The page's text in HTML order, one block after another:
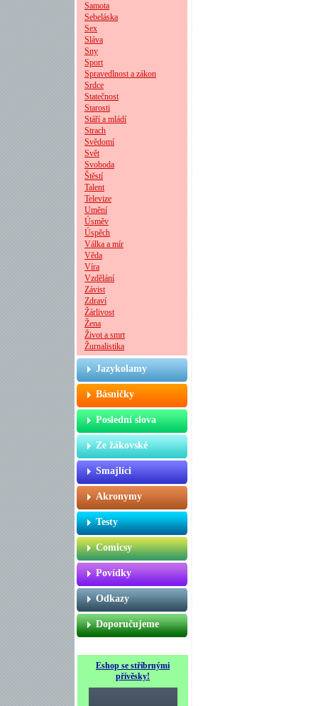
Samota
Sebeláska
Sex
Sláva
Sny
Sport
Spravedlnost a zákon
Srdce
Statečnost
Starosti
Stáří a mládí
Strach
Svědomí
Svět
Svoboda
Štěstí
Talent
Televize
Umění
Úsměv
Úspěch
Válka a mír
Věda
Víra
Vzdělání
Závist
Zdraví
Žárlivost
Žena
Život a smrt
Žurnalistika
Jazykolamy
Básničky
Poslední slova
Ze žákovské
Smajlíci
Akronymy
Testy
Comicsy
Povídky
Odkazy
Doporučujeme
Eshop se stříbrnými
přívěsky!